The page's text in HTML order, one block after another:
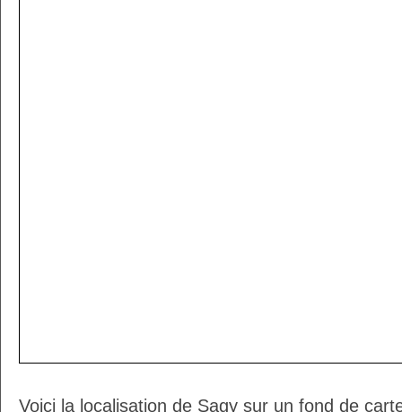
Voici la localisation de Sagy sur un fond de